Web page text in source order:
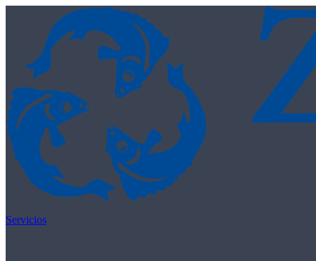
Skip to content
Servicios